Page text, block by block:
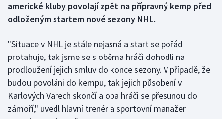
Florbal
Futsal
Golf
Gymnastika
Házená
americké kluby povolají zpět na přípravný kemp před
odloženým startem nové sezony NHL.
"Situace v NHL je stále nejasná a start se pořád
protahuje, tak jsme se s oběma hráči dohodli na
prodloužení jejich smluv do konce sezony. V případě, že
budou povoláni do kempu, tak jejich působení v
Karlových Varech skončí a oba hráči se přesunou do
zámoří," uvedl hlavní trenér a sportovní manažer